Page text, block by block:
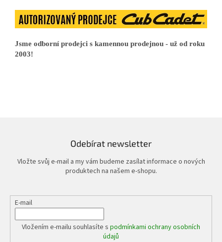
Jsme odborní prodejci s kamennou prodejnou - už od roku
2003!
Odebírat newsletter
Vložte svůj e-mail a my vám budeme zasílat informace o nových
produktech na našem e-shopu.
E-mail
Vložením e-mailu souhlasíte s podmínkami ochrany osobních
údajů